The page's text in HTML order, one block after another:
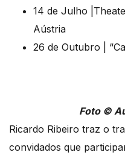
14 de Julho
Aústria
26 de Outubro |
Foto ©
Ricardo Ribeiro traz o
convidados que